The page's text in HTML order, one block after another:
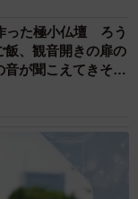
った極小仏壇 ろう
飯、観音開きの扉の
が聞こえてきそ